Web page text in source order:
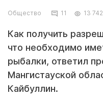
Общество 11 13 742
Как получить
что необходимо
рыбалки, ответил
Мангистауской
Кайбуллин.